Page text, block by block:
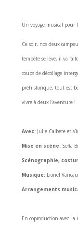
Un voyage musical pour
Ce soir, nos deux
tempête se lève, il va
coups de décollage
préhistorique, tout est
vivre à deux l’aventure !
Avec:Julie Calbete et
Mise en scène:Sofia
Scénographie,
Musique:Lionel
Arrangements
En coproduction avec